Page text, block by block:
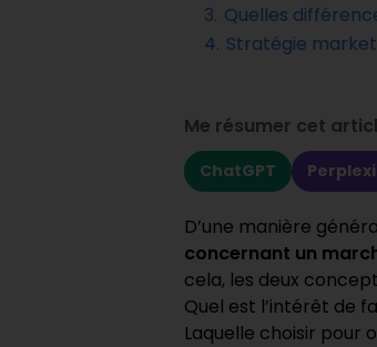
3. Quelles
4. Stratégie
Me résumer cet
ChatGPT
D’une manière
concernant un
cela, les deux
Quel est l’intérêt de
Laquelle choisir pour